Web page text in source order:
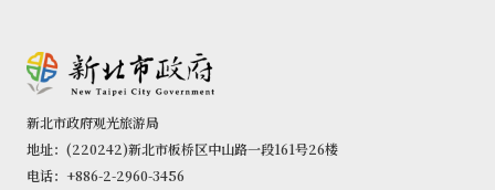
新北市政府观光旅游局
地址：(220242)新北市板桥区中山路一段161号26楼
电话：+886-2-2960-3456